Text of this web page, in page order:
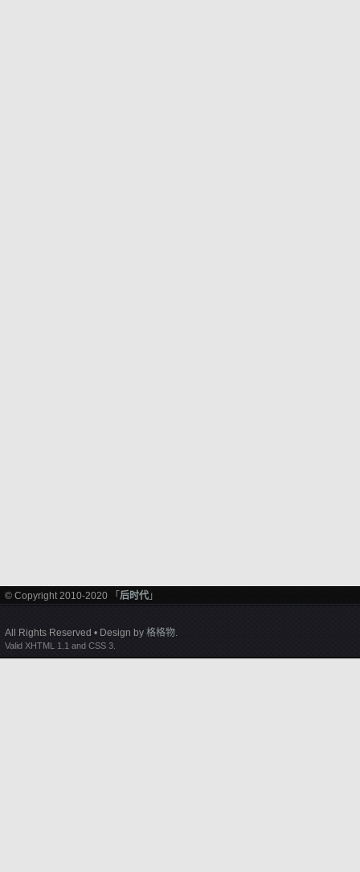
© Copyright 2010-2020 「 后时代 」
All Rights Reserved • Design by 格格物.
Valid XHTML 1.1 and CSS 3.